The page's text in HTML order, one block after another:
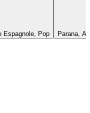
Espagnole, Pop
Parana,